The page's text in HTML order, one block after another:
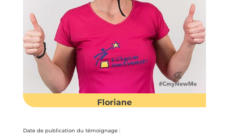
Floriane
Date de publication du témoignage :